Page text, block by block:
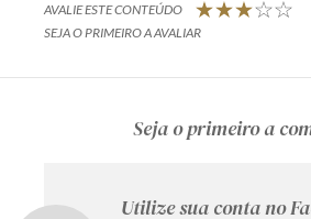
AVALIE ESTE CONTEÚDO
SEJA O PRIMEIRO A AVALIAR
Seja o primeiro a
Utilize sua conta no